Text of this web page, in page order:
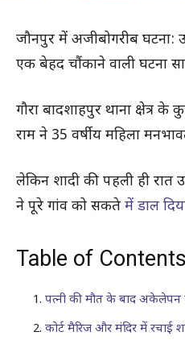
जौनपुर में अजीबोगरीब घटना:
एक बेहद चौंकाने वाली घटना
गौरा बादशाहपुर थाना क्षेत्र
राम ने 35 वर्षीय महिला
लेकिन शादी की पहली ही रात
ने पूरे गांव को सकते में डाल
Table of Contents
पत्नी की मौत के बाद अकेलेपन
कोर्ट मैरिज और मंदिर में रचाई